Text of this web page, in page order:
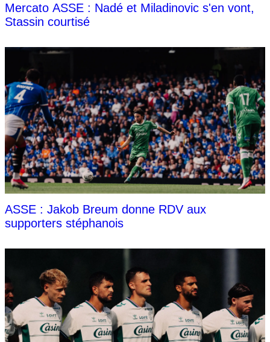
Mercato ASSE : Nadé et Miladinovic s'en vont,
Stassin courtisé
ASSE : Jakob Breum donne RDV aux
supporters stéphanois